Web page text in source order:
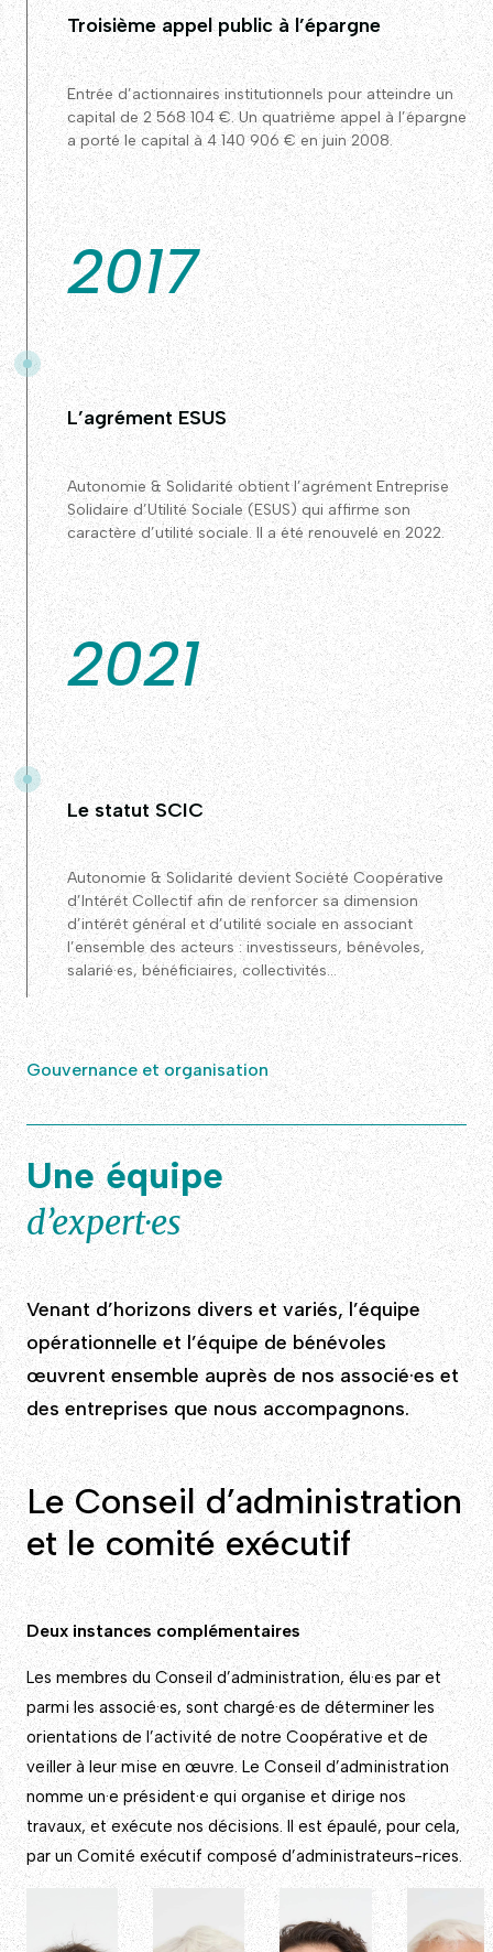
Troisième appel public à l’épargne
Entrée d’actionnaires institutionnels pour atteindre un
capital de 2 568 104 €. Un quatrième appel à l’épargne
a porté le capital à 4 140 906 € en juin 2008.
2017
L’agrément ESUS
Autonomie & Solidarité obtient l’agrément Entreprise
Solidaire d’Utilité Sociale (ESUS) qui affirme son
caractère d’utilité sociale. Il a été renouvelé en 2022.
2021
Le statut SCIC
Autonomie & Solidarité devient Société Coopérative
d’Intérêt Collectif afin de renforcer sa dimension
d’intérêt général et d’utilité sociale en associant
l’ensemble des acteurs : investisseurs, bénévoles,
salarié·es, bénéficiaires, collectivités…
Gouvernance et organisation
Une équipe
d’expert·es
Venant d’horizons divers et variés, l’équipe
opérationnelle et l’équipe de bénévoles
œuvrent ensemble auprès de nos associé·es et
des entreprises que nous accompagnons.
Le Conseil d’administration
et le comité exécutif
Deux instances complémentaires
Les membres du Conseil d’administration, élu·es par et
parmi les associé·es, sont chargé·es de déterminer les
orientations de l’activité de notre Coopérative et de
veiller à leur mise en œuvre. Le Conseil d’administration
nomme un·e président·e qui organise et dirige nos
travaux, et exécute nos décisions. Il est épaulé, pour cela,
par un Comité exécutif composé d’administrateurs-rices.